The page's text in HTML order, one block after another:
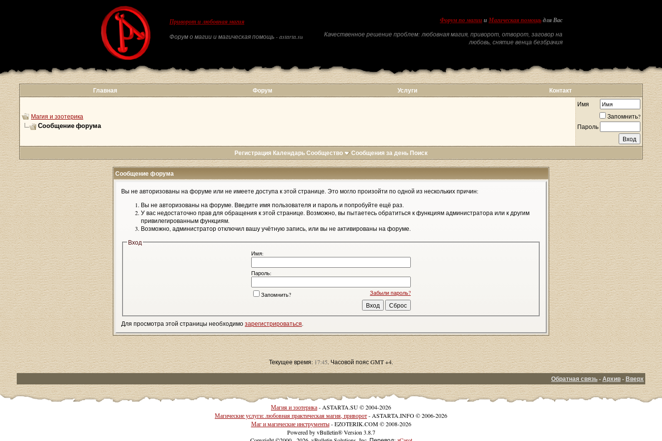
Приворот и любовная магия
Форум о магии и магическая помощь - astarta.su
Форум по магии и Магическая помощь для Вас
Качественное решение проблем: любовная магия, приворот, отворот, заговор на
любовь, снятие венца безбрачия
Главная Форум Услуги Контакт
Магия и эзотерика
Сообщение форума
Имя
Запомнить?
Пароль
Регистрация КалендарьСообщество Сообщения за день Поиск
Сообщение форума
Вы не авторизованы на форуме или не имеете доступа к этой странице. Это могло произойти по одной из нескольких причин:
Вы не авторизованы на форуме. Введите имя пользователя и пароль и попробуйте ещё раз.
У вас недостаточно прав для обращения к этой странице. Возможно, вы пытаетесь обратиться к функциям администратора или к другим
привилегированным функциям.
Возможно, администратор отключил вашу учётную запись, или вы не активированы на форуме.
Вход
Имя:
Пароль:
Забыли пароль?
Запомнить?
Для просмотра этой страницы необходимозарегистрироваться.
Текущее время:17:45. Часовой пояс GMT +4.
Обратная связь-Архив-Вверх
Магия и эзотерика- ASTARTA.SU © 2004-2026
Магические услуги: любовная практическая магия, приворот- ASTARTA.INFO © 2006-2026
Маг и магические инструменты- EZOTERIK.COM © 2008-2026
Powered by vBulletin® Version 3.8.7